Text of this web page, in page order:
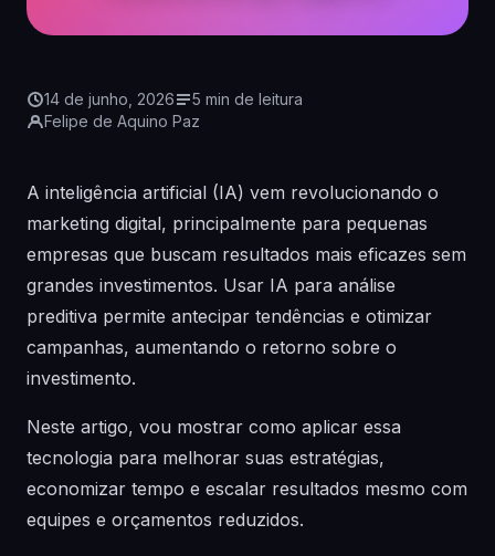
14 de junho, 2026
5 min de leitura
Felipe de Aquino Paz
A inteligência artificial (IA) vem revolucionando o
marketing digital, principalmente para pequenas
empresas que buscam resultados mais eficazes sem
grandes investimentos. Usar IA para análise
preditiva permite antecipar tendências e otimizar
campanhas, aumentando o retorno sobre o
investimento.
Neste artigo, vou mostrar como aplicar essa
tecnologia para melhorar suas estratégias,
economizar tempo e escalar resultados mesmo com
equipes e orçamentos reduzidos.